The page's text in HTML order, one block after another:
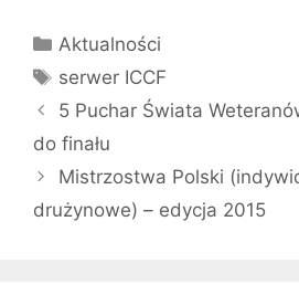
Kategorie
Aktualności
Tagi
serwer ICCF
5 Puchar Świata
do finału
Mistrzostwa Polski
drużynowe) – edycja 2015